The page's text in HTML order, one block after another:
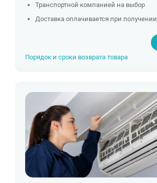
Транспортной компанией на выбор
Доставка оплачивается при получении
Порядок и сроки возврата товара